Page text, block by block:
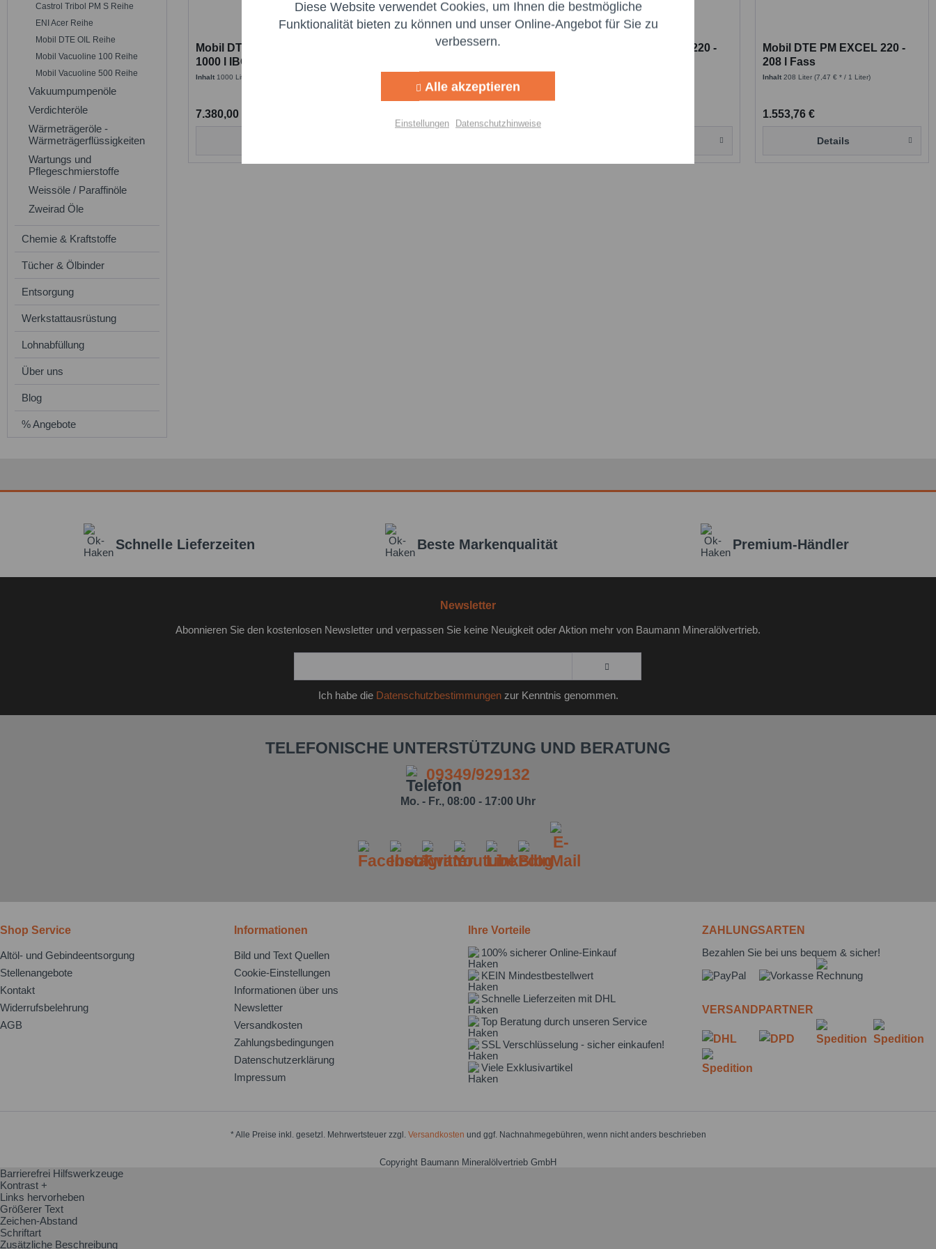
Castrol Tribol PM S Reihe
ENI Acer Reihe
Mobil DTE OIL Reihe
Mobil Vacuoline 100 Reihe
Mobil Vacuoline 500 Reihe
Vakuumpumpenöle
Verdichteröle
Wärmeträgeröle -
Wärmeträgerflüssigkeiten
Wartungs und
Pflegeschmierstoffe
Weissöle / Paraffinöle
Zweirad Öle
Chemie & Kraftstoffe
Tücher & Ölbinder
Entsorgung
Werkstattausrüstung
Lohnabfüllung
Über uns
Blog
% Angebote
Mobil DTE PM EXCEL 150 -
1000 l IBC
Inhalt 1000 Liter
7.380,00 €
Mobil DTE PM EXCEL 150 -
Mobil DTE PM EXCEL 220 -
Mobil DTE PM EXCEL 220 -
208 l Fass
Inhalt208 Liter(7,47 € * / 1 Liter)
1.553,76 €
Details
Schnelle Lieferzeiten Beste Markenqualität Premium-Händler
Newsletter
Abonnieren Sie den kostenlosen Newsletter und verpassen Sie keine Neuigkeit oder Aktion mehr von Baumann Mineralölvertrieb.
Ich habe die Datenschutzbestimmungenzur Kenntnis genommen.
TELEFONISCHE UNTERSTÜTZUNG UND BERATUNG
09349/929132
Mo. - Fr., 08:00 - 17:00 Uhr
Shop Service
Altöl- und Gebindeentsorgung
Stellenangebote
Kontakt
Widerrufsbelehrung
AGB
Informationen
Bild und Text Quellen
Cookie-Einstellungen
Informationen über uns
Newsletter
Versandkosten
Zahlungsbedingungen
Datenschutzerklärung
Impressum
Ihre Vorteile
100% sicherer Online-Einkauf
KEIN Mindestbestellwert
Schnelle Lieferzeiten mit DHL
Top Beratung durch unseren Service
SSL Verschlüsselung - sicher einkaufen!
Viele Exklusivartikel
ZAHLUNGSARTEN
Bezahlen Sie bei uns bequem & sicher!
VERSANDPARTNER
* Alle Preise inkl. gesetzl. Mehrwertsteuer zzgl. Versandkosten und ggf. Nachnahmegebühren, wenn nicht anders beschrieben
Copyright Baumann Mineralölvertrieb GmbH
Marketing Aktiv
Diese Website verwendet Cookies, um Ihnen die bestmögliche
Funktionalität bieten zu können und unser Online-Angebot für Sie zu
verbessern.
Alle akzeptieren
Einstellungen Datenschutzhinweise
Barrierefrei Hilfswerkzeuge
Kontrast +
Links hervorheben
Größerer Text
Zeichen-Abstand
Schriftart
Zusätzliche Beschreibung